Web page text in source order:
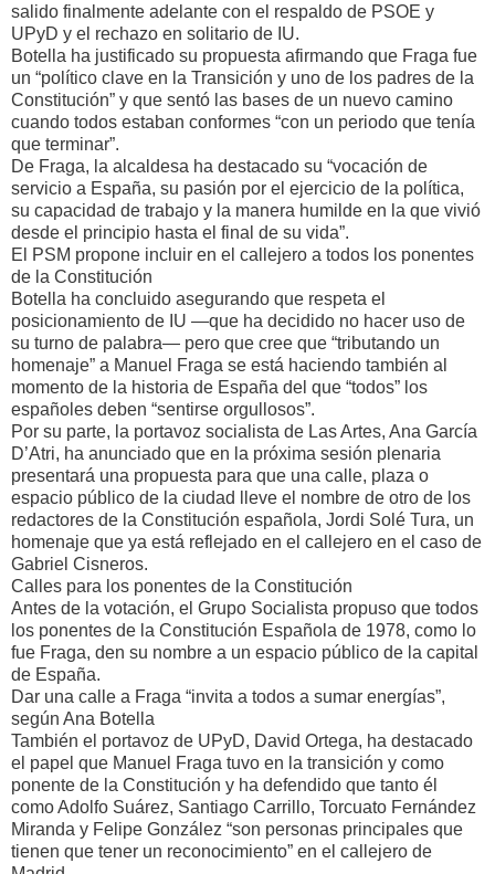
salido finalmente adelante con el respaldo de PSOE y
UPyD y el rechazo en solitario de IU.
Botella ha justificado su propuesta afirmando que Fraga fue
un “político clave en la Transición y uno de los padres de la
Constitución” y que sentó las bases de un nuevo camino
cuando todos estaban conformes “con un periodo que tenía
que terminar”.
De Fraga, la alcaldesa ha destacado su “vocación de
servicio a España, su pasión por el ejercicio de la política,
su capacidad de trabajo y la manera humilde en la que vivió
desde el principio hasta el final de su vida”.
El PSM propone incluir en el callejero a todos los ponentes
de la Constitución
Botella ha concluido asegurando que respeta el
posicionamiento de IU —que ha decidido no hacer uso de
su turno de palabra— pero que cree que “tributando un
homenaje” a Manuel Fraga se está haciendo también al
momento de la historia de España del que “todos” los
españoles deben “sentirse orgullosos”.
Por su parte, la portavoz socialista de Las Artes, Ana García
D’Atri, ha anunciado que en la próxima sesión plenaria
presentará una propuesta para que una calle, plaza o
espacio público de la ciudad lleve el nombre de otro de los
redactores de la Constitución española, Jordi Solé Tura, un
homenaje que ya está reflejado en el callejero en el caso de
Gabriel Cisneros.
Calles para los ponentes de la Constitución
Antes de la votación, el Grupo Socialista propuso que todos
los ponentes de la Constitución Española de 1978, como lo
fue Fraga, den su nombre a un espacio público de la capital
de España.
Dar una calle a Fraga “invita a todos a sumar energías”,
según Ana Botella
También el portavoz de UPyD, David Ortega, ha destacado
el papel que Manuel Fraga tuvo en la transición y como
ponente de la Constitución y ha defendido que tanto él
como Adolfo Suárez, Santiago Carrillo, Torcuato Fernández
Miranda y Felipe González “son personas principales que
tienen que tener un reconocimiento” en el callejero de